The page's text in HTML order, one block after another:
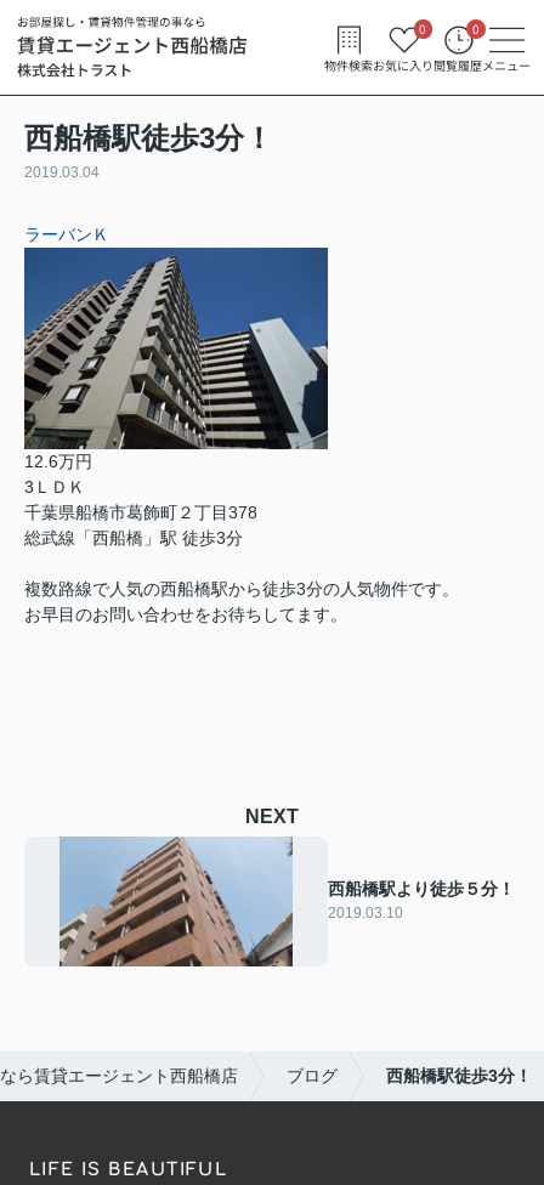
物件検索お気に入り
0
閲覧履歴
0
メニュー
西船橋駅徒歩3分！
2019.03.04
ラーバンＫ
12.6万円
3ＬＤＫ
千葉県船橋市葛飾町２丁目378
総武線「西船橋」駅 徒歩3分
複数路線で人気の西船橋駅から徒歩3分の人気物件です。
お早目のお問い合わせをお待ちしてます。
NEXT
西船橋駅より徒歩５分！
2019.03.10
ら賃貸エージェント西船橋店 ブログ 西船橋駅徒歩3分！
LIFE IS BEAUTIFUL